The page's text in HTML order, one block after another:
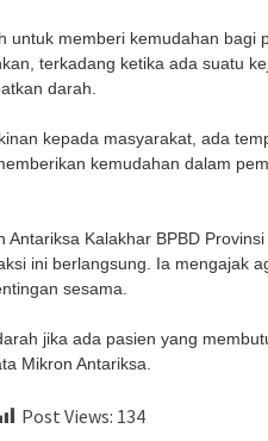
untuk memberi kemudahan bagi
terkadang ketika ada suatu
darah.
kepada masyarakat, ada
kemudahan dalam
Antariksa Kalakhar BPBD
ini berlangsung. Ia mengajak
sesama.
jika ada pasien yang
Mikron Antariksa.
Post Views: 134